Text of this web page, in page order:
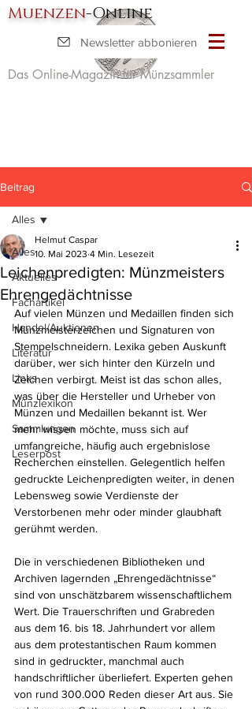
Muenzen-Online
Das Online-Magazin für Münzsammler
Newsletter abbonieren
Beitrag
Alles
Aktuelles
Fachartikel
Handel/Auktionen
Literatur
Links
Münzlexikon
Sammlungen
Leserpost
Alles
Leichenpredigten: Münzmeisters
Ehrengedächtnisse
Helmut Caspar
10. Mai 2023 4 Min. Lesezeit
Auf vielen Münzen und Medaillen finden sich
Münzmeisterzeichen und Signaturen von
Stempelschneidern. Lexika geben Auskunft
darüber, wer sich hinter den Kürzeln und
Zeichen verbirgt. Meist ist das schon alles,
was über die Hersteller und Urheber von
Münzen und Medaillen bekannt ist. Wer
mehr wissen möchte, muss sich auf
umfangreiche, häufig auch ergebnislose
Recherchen einstellen. Gelegentlich helfen
gedruckte Leichenpredigten weiter, in denen
Lebensweg sowie Verdienste der
Verstorbenen mehr oder minder glaubhaft
gerühmt werden.
Die in verschiedenen Bibliotheken und
Archiven lagernden „Ehrengedächtnisse“
sind von unschätzbarem wissenschaftlichem
Wert. Die Trauerschriften und Grabreden
aus dem 16. bis 18. Jahrhundert vor allem
aus dem protestantischen Raum kommen
sind in gedruckter, manchmal auch
handschriftlicher überliefert. Experten gehen
von rund 300.000 Reden dieser Art aus. Sie